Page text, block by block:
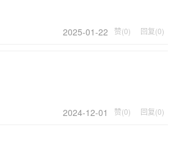
2025-01-22
赞(0) 回复(0)
2024-12-01
赞(0) 回复(0)